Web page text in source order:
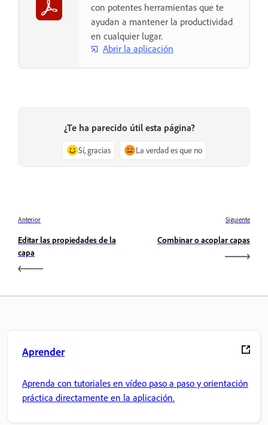
con potentes herramientas que te
ayudan a mantener la productividad
en cualquier lugar.
Abrir la aplicación
¿Te ha parecido útil esta página?
Sí, gracias La verdad es que no
Anterior
Editar las propiedades de la
capa
Siguiente
Combinar o acoplar capas
Aprender
Aprenda con tutoriales en vídeo paso a paso y orientación
práctica directamente en la aplicación.